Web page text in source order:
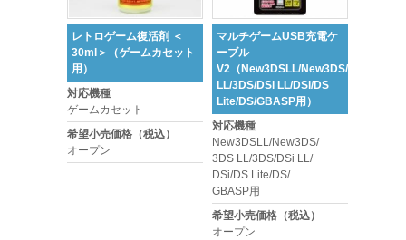
レトロゲーム復活剤 ＜
30ml＞（ゲームカセット
用）
対応機種
ゲームカセット
希望小売価格（税込）
オープン
マルチゲームUSB充電ケ
ーブル
V2（New3DSLL/New3DS/3DS
LL/3DS/DSi LL/DSi/DS
Lite/DS/GBASP用）
対応機種
New3DSLL/New3DS/
3DS LL/3DS/DSi LL/
DSi/DS Lite/DS/
GBASP用
希望小売価格（税込）
オープン